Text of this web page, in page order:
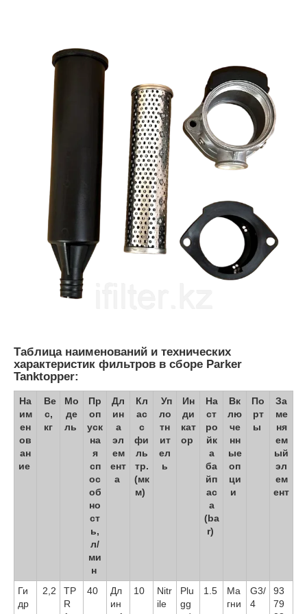
Таблица наименований и технических
характеристик фильтров в сборе Parker
Tanktopper:
На
им
ен
ов
ан
ие
Ве
с,
кг
Мо
де
ль
Пр
оп
уск
на
я
сп
ос
об
но
ст
ь,
л/
ми
н
Дл
ин
а
эл
ем
ент
а
Кл
ас
с
фи
ль
тр.
(мк
м)
Уп
ло
тн
ит
ел
ь
Ин
ди
кат
ор
На
ст
ро
йк
а
ба
йп
ас
а
(ba
r)
Вк
лю
че
нн
ые
оп
ци
и
По
рт
ы
За
ме
ня
ем
ый
эл
ем
ент
Ги
др
2,2
TP
R
40
Дл
ин
10
Nitr
ile
Plu
gg
1.5
Ма
гни
G3/
4
93
79